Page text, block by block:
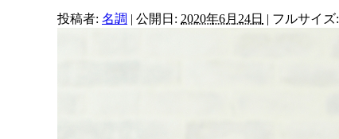
投稿者: 名調 | 公開日: 2020年6月24日 | フルサイズ: